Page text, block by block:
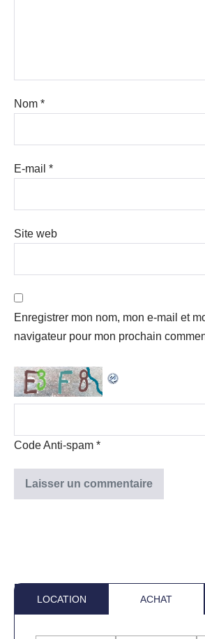
Nom *
E-mail *
Site web
Enregistrer mon nom, mon e-mail et
navigateur pour mon prochain
Code Anti-spam *
LOCATION ACHAT